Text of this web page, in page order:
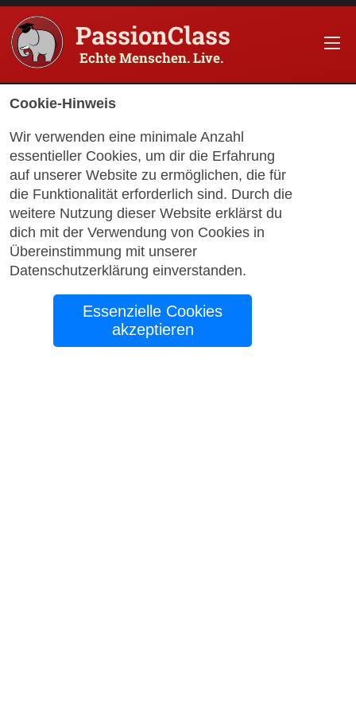
PassionClass
Echte Menschen. Live.
How to Win a Critical
Language Scholarship
by Joe Pavlisko August 12, 2024
Cookie-Hinweis
Wir verwenden eine minimale Anzahl
essentieller Cookies, um dir die Erfahrung
auf unserer Website zu ermöglichen, die für
die Funktionalität erforderlich sind. Durch die
weitere Nutzung dieser Website erklärst du
dich mit der Verwendung von Cookies in
Übereinstimmung mit unserer
Datenschutzerklärung einverstanden.
Essenzielle Cookies
akzeptieren